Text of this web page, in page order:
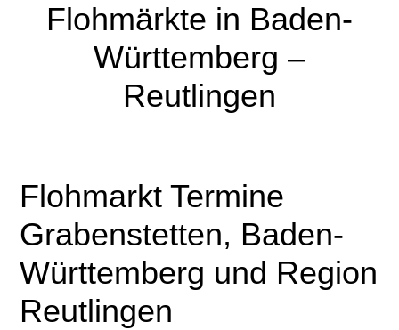
Flohmärkte in Baden-
Württemberg –
Reutlingen
Flohmarkt Termine
Grabenstetten, Baden-
Württemberg und Region
Reutlingen